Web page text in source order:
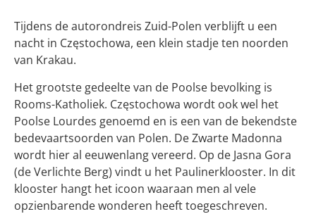
Tijdens de autorondreis Zuid-Polen verblijft u een
nacht in Częstochowa, een klein stadje ten noorden
van Krakau.
Het grootste gedeelte van de Poolse bevolking is
Rooms-Katholiek. Częstochowa wordt ook wel het
Poolse Lourdes genoemd en is een van de bekendste
bedevaartsoorden van Polen. De Zwarte Madonna
wordt hier al eeuwenlang vereerd. Op de Jasna Gora
(de Verlichte Berg) vindt u het Paulinerklooster. In dit
klooster hangt het icoon waaraan men al vele
opzienbarende wonderen heeft toegeschreven.